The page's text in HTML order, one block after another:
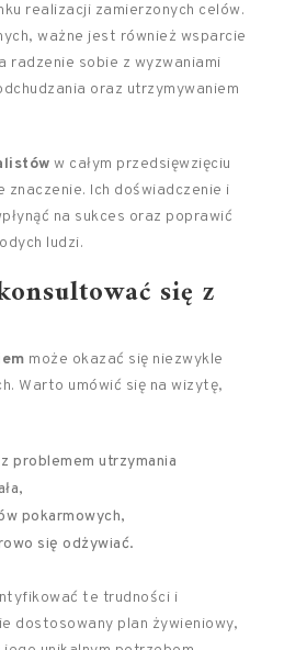
realizacji zamierzonych celów.
ważne jest również wsparcie
radzenie sobie z wyzwaniami
oraz utrzymywaniem
w całym przedsięwzięciu
znaczenie. Ich doświadczenie i
na sukces oraz poprawić
ludzi.
się z
może okazać się niezwykle
Warto umówić się na wizytę,
problemem utrzymania
pokarmowych,
się odżywiać.
te trudności i
dostosowany plan żywieniowy,